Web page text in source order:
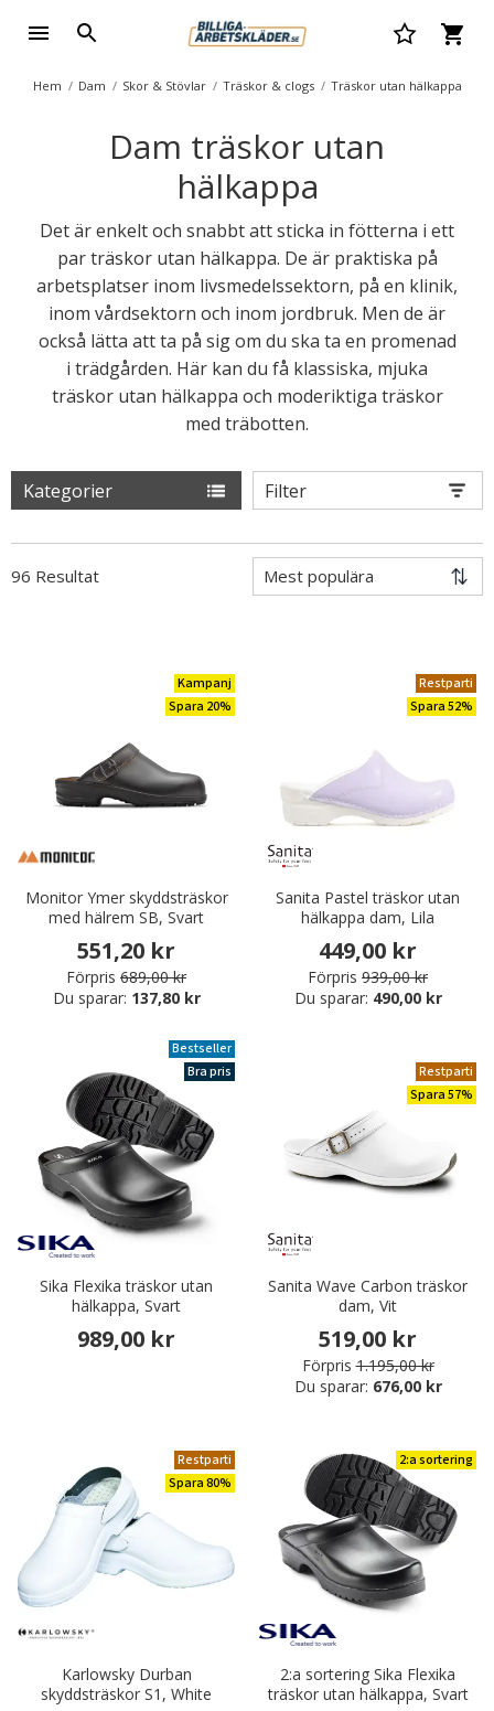
Hem Dam Skor & Stövlar Träskor & clogs Träskor utan hälkappa
Dam träskor utan
hälkappa
Det är enkelt och snabbt att sticka in fötterna i ett
par träskor utan hälkappa. De är praktiska på
arbetsplatser inom livsmedelssektorn, på en klinik,
inom vårdsektorn och inom jordbruk. Men de är
också lätta att ta på sig om du ska ta en promenad
i trädgården. Här kan du få klassiska, mjuka
träskor utan hälkappa och moderiktiga träskor
med träbotten.
Kategorier Filter
96 Resultat
Kampanj
Spara 20%
Monitor Ymer skyddsträskor
med hälrem SB, Svart
551,20 kr
Förpris 689,00 kr
Du sparar: 137,80 kr
Restparti
Spara 52%
Sanita Pastel träskor utan
hälkappa dam, Lila
449,00 kr
Förpris 939,00 kr
Du sparar: 490,00 kr
Bestseller
Bra pris
Sika Flexika träskor utan
hälkappa, Svart
989,00 kr
Restparti
Spara 57%
Sanita Wave Carbon träskor
dam, Vit
519,00 kr
Förpris 1.195,00 kr
Du sparar: 676,00 kr
Restparti
Spara 80%
Karlowsky Durban
skyddsträskor S1, White
2:a sortering
2:a sortering Sika Flexika
träskor utan hälkappa, Svart